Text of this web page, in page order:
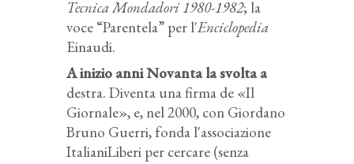
Tecnica Mondadori 1980-1982; la
voce “Parentela” per l'Enciclopedia
Einaudi.
A inizio anni Novanta la svolta a
destra. Diventa una firma de «Il
Giornale», e, nel 2000, con Giordano
Bruno Guerri, fonda l'associazione
ItalianiLiberi per cercare (senza